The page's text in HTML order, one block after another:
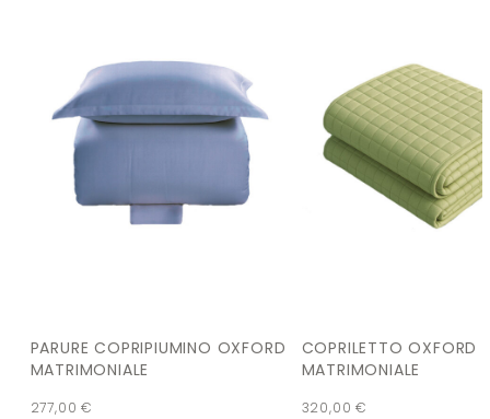
PARURE COPRIPIUMINO OXFORD
MATRIMONIALE
277,00€
COPRILETTO OXFORD
MATRIMONIALE
320,00€